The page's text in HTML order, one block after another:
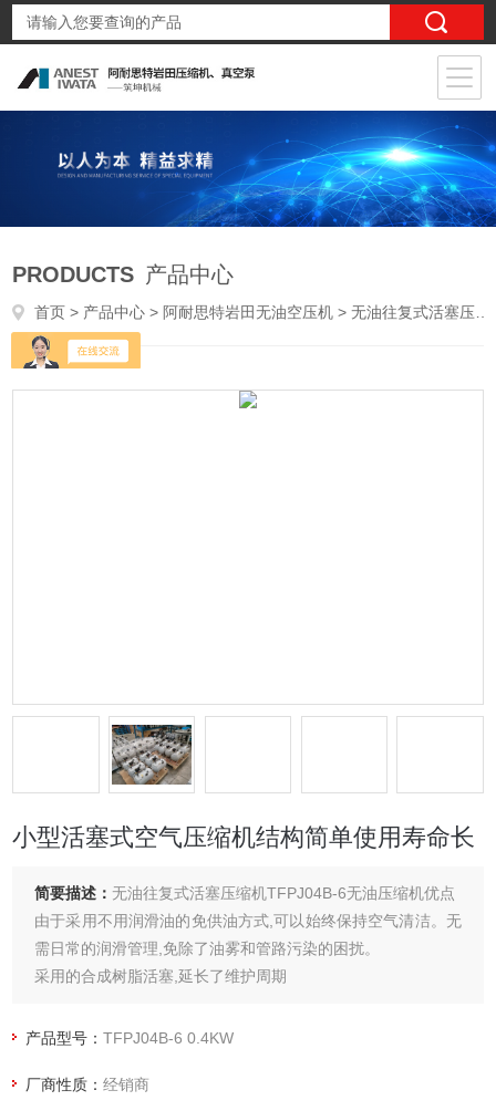
PRODUCTS 产品中心
首页 > 产品中心 > 阿耐思特岩田无油空压机 >无油往复式活塞压缩机
小型活塞式空气压缩机结构简单使用寿命长
简要描述：无油往复式活塞压缩机TFPJ04B-6无油压缩机优点
由于采用不用润滑油的免供油方式,可以始终保持空气清洁。无
需日常的润滑管理,免除了油雾和管路污染的困扰。
采用的合成树脂活塞,延长了维护周期
危险的旋转部分装有全封闭式皮带防护罩,可放心使用。
产品型号：TFPJ04B-6 0.4KW
厂商性质：经销商